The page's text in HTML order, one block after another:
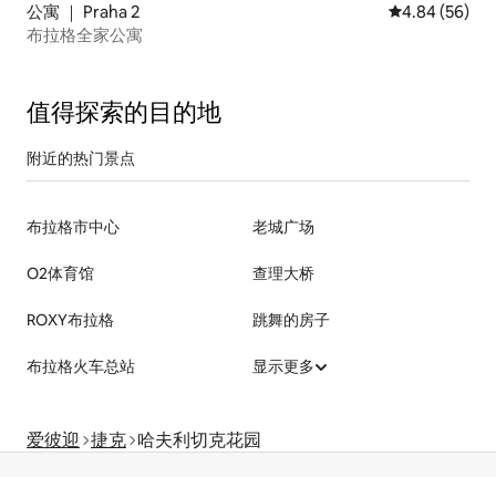
公寓 ｜ Praha 2 平均评分 4.84
4.84 (56)
布拉格全家公寓
值得探索的目的地
附近的热门景点
布拉格市中心 老城广场
O2体育馆 查理大桥
ROXY布拉格 跳舞的房子
布拉格火车总站 显示更多
爱彼迎 捷克 哈夫利切克花园